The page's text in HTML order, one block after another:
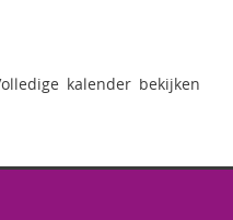
kalender bekijken